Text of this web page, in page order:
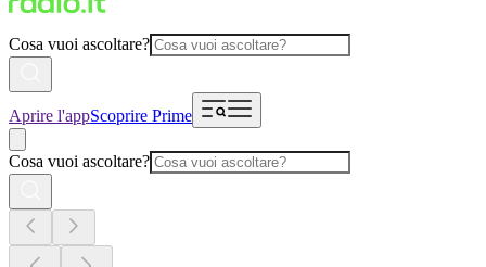
Cosa vuoi ascoltare?
Aprire l'appScoprire Prime
Cosa vuoi ascoltare?